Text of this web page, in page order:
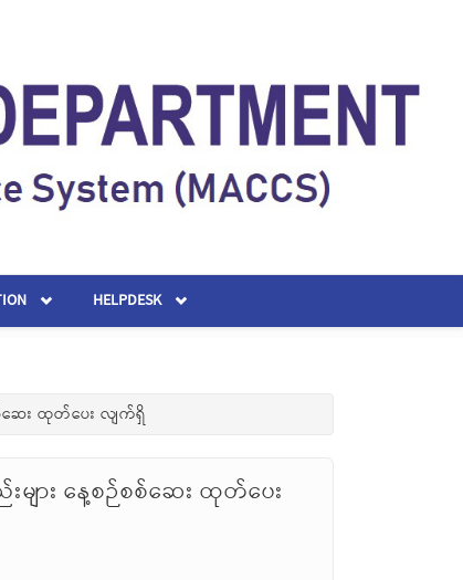
HELPDESK
စ်ဆေး ထုတ်ပေး လျက်ရှိ
များ နေ့စဉ်စစ်ဆေး ထုတ်ပေး